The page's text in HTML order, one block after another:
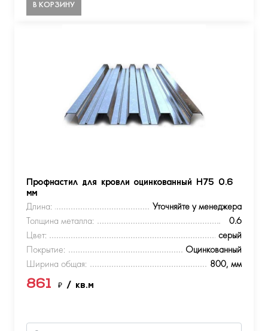
В КОРЗИНУ
Профнастил для кровли оцинкованный Н75 0.6
мм
Длина:
Уточняйте у менеджера
Толщина металла:
0.6
Цвет:
серый
Покрытие:
Оцинкованный
Ширина общая:
800, мм
861 ₽ / кв.м